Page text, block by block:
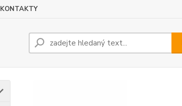
KONTAKTY